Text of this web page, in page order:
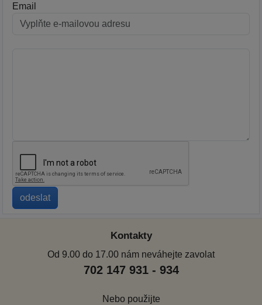
Email
Kontakty
Od 9.00 do 17.00 nám neváhejte zavolat
702 147 931 - 934
Nebo použijte